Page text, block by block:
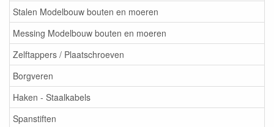
Stalen Modelbouw bouten en moeren
Messing Modelbouw bouten en moeren
Zelftappers / Plaatschroeven
Borgveren
Haken - Staalkabels
Spanstiften